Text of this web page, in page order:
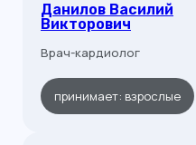
Данилов Василий
Викторович
Врач-кардиолог
принимает: взрослые